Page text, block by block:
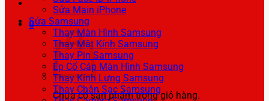
0
Chưa có sản phẩm trong giỏ hàng.
Sửa Main iPhone
Sửa Samsung
Thay Màn Hình Samsung
Thay Mặt Kính Samsung
Thay Pin Samsung
Ép Cổ Cáp Màn Hình Samsung
Thay Kính Lưng Samsung
Thay Chân Sạc Samsung